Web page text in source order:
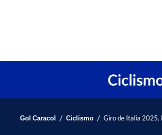
Gol Caracol / Ciclismo / Giro de Italia 2025,